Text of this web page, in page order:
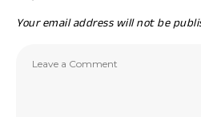
Your email address will not be